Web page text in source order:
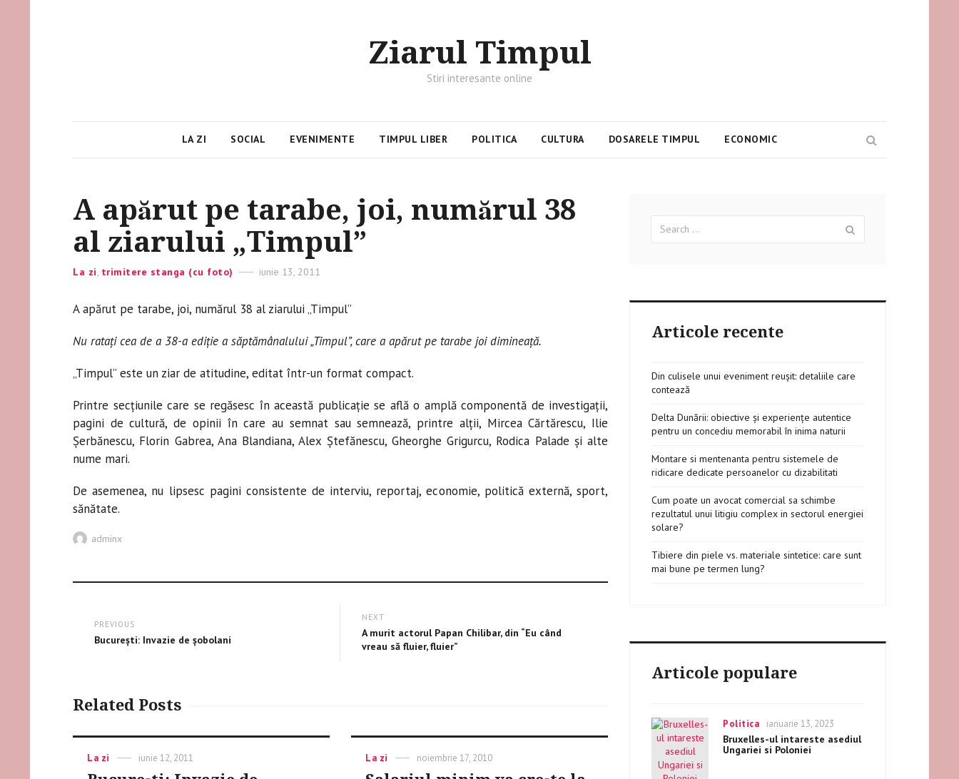
Ziarul Timpul
Stiri interesante online
LA ZI SOCIAL EVENIMENTE TIMPUL LIBER POLITICA CULTURA DOSARELE TIMPUL ECONOMIC
A apărut pe tarabe, joi, numărul 38
al ziarului „Timpul”
Categories
La zi, trimitere stanga (cu foto)
Posted
iunie 13, 2011
A apărut pe tarabe, joi, numărul 38 al ziarului „Timpul”
Nu ratați cea de a 38-a ediție a săptămânalului „Timpul”, care a apărut pe tarabe joi dimineață.
„Timpul” este un ziar de atitudine, editat într-un format compact.
Printre secţiunile care se regăsesc în această publicaţie se află o amplă componentă de investigaţii,
pagini de cultură, de opinii în care au semnat sau semnează, printre alţii, Mircea Cărtărescu, Ilie
Șerbănescu, Florin Gabrea, Ana Blandiana, Alex Ștefănescu, Gheorghe Grigurcu, Rodica Palade și alte
nume mari.
De asemenea, nu lipsesc pagini consistente de interviu, reportaj, economie, politică externă, sport,
sănătate.
Author
adminx
navigation
PREVIOUS
Previous
București: Invazie de şobolani
NEXT
Next
post:
A murit actorul Papan Chilibar, din “Eu când
vreau să fluier, fluier”
Related Posts
Categories
La zi
Posted
iunie 12, 2011 Categories
La zi
Posted
on
noiembrie 17, 2010
for:
Articole recente
Din culisele unui eveniment reușit: detaliile care
contează
Delta Dunării: obiective și experiențe autentice
pentru un concediu memorabil în inima naturii
Montare si mentenanta pentru sistemele de
ridicare dedicate persoanelor cu dizabilitati
Cum poate un avocat comercial sa schimbe
rezultatul unui litigiu complex in sectorul energiei
solare?
Tibiere din piele vs. materiale sintetice: care sunt
mai bune pe termen lung?
Articole populare
Categories
Politica
Posted
on
ianuarie 13, 2023
Bruxelles-ul intareste asediul
Ungariei si Poloniei